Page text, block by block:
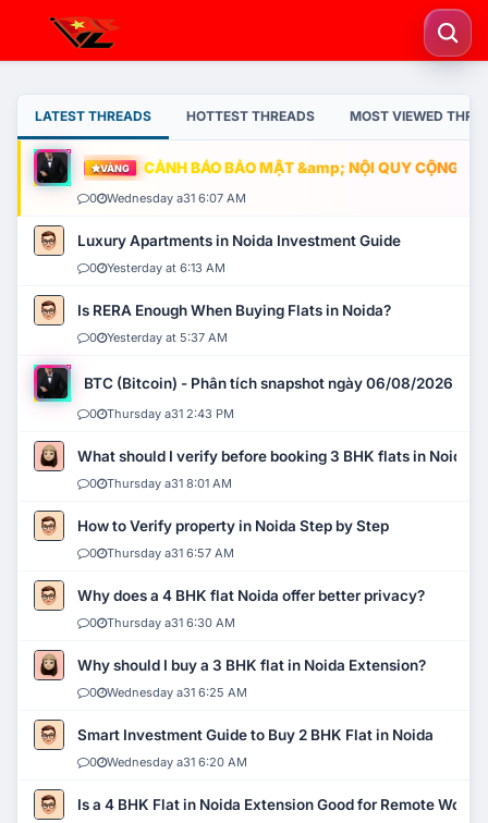
LATEST THREADS HOTTEST THREADS MOST VIEWED
VÀNG CẢNH BÁO BẢO MẬT &amp; NỘI QUY CỘNG
0 Wednesday a31 6:07 AM
Luxury Apartments in Noida Investment Guide
0 Yesterday at 6:13 AM
Is RERA Enough When Buying Flats in Noida?
0 Yesterday at 5:37 AM
BTC (Bitcoin) - Phân tích snapshot ngày 06/08/2026
0 Thursday a31 2:43 PM
What should I verify before booking 3 BHK flats in Noida?
0 Thursday a31 8:01 AM
How to Verify property in Noida Step by Step
0 Thursday a31 6:57 AM
Why does a 4 BHK flat Noida offer better privacy?
0 Thursday a31 6:30 AM
Why should I buy a 3 BHK flat in Noida Extension?
0 Wednesday a31 6:25 AM
Smart Investment Guide to Buy 2 BHK Flat in Noida
0 Wednesday a31 6:20 AM
Is a 4 BHK Flat in Noida Extension Good for Remote Work?